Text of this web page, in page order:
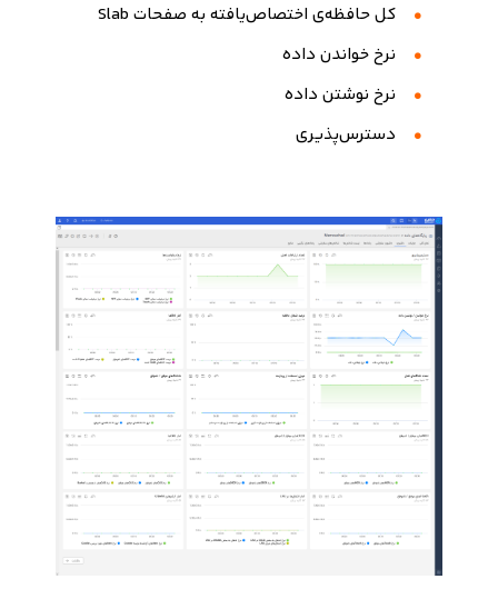
کل حافظه‌ی اختصاص‌یافته به صفحات Slab
نرخ خواندن داده
نرخ نوشتن داده
دسترس‌پذیری